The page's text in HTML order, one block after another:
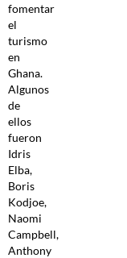
fomentar
el
turismo
en
Ghana.
Algunos
de
ellos
fueron
Idris
Elba,
Boris
Kodjoe,
Naomi
Campbell,
Anthony